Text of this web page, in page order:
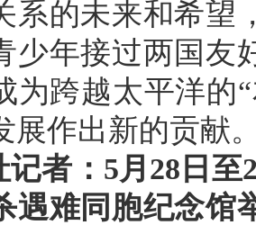
系的未来和希望
少年接过两国友
为跨越太平洋的
展作出新的贡献
记者：5月28日
遇难同胞纪念馆